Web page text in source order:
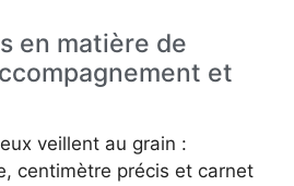
en matière de
et
veillent au grain :
centimètre précis et carnet